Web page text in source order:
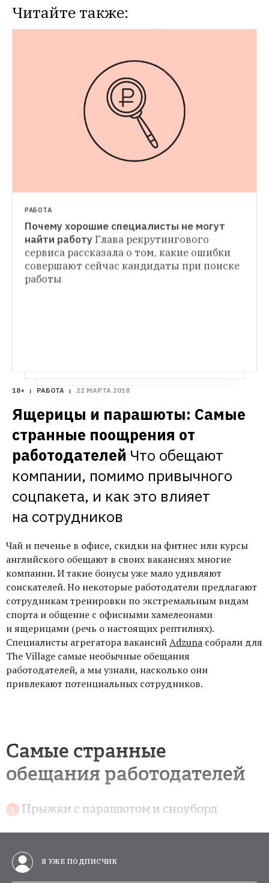
Читайте также:
РАБОТА
Ящерицы и парашюты: Самые странные
поощрения от работодателей
РАБОТА
Кому выгодно работать дома The Village
обнаружил профессии, представители
которых могут много зарабатывать, не
приходя в офис
РАБОТА
Почему хорошие специалисты не могут
найти работу Глава рекрутингового
сервиса рассказала о том, какие ошибки
совершают сейчас кандидаты при поиске
работы
18+ РАБОТА 22 МАРТА 2018
Ящерицы и парашюты: Самые
странные поощрения от
работодателей Что обещают
компании, помимо привычного
соцпакета, и как это влияет
на сотрудников
Чай и печенье в офисе, скидки на фитнес или курсы
английского обещают в своих вакансиях многие
компании. И такие бонусы уже мало удивляют
соискателей. Но некоторые работодатели предлагают
сотрудникам тренировки по экстремальным видам
спорта и общение с офисными хамелеонами
и ящерицами (речь о настоящих рептилиях).
Специалисты агрегатора вакансийAdzuna собрали для
The Village самые необычные обещания
работодателей, а мы узнали, насколько они
привлекают потенциальных сотрудников.
Самые странные
обещания работодателей
Прыжки с парашютом и сноуборд
Я УЖЕ ПОДПИСЧИК